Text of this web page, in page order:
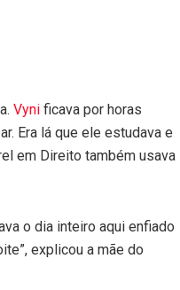
Vyni ficava por horas
Era lá que ele estudava e
em Direito também usava
o dia inteiro aqui enfiado
explicou a mãe do